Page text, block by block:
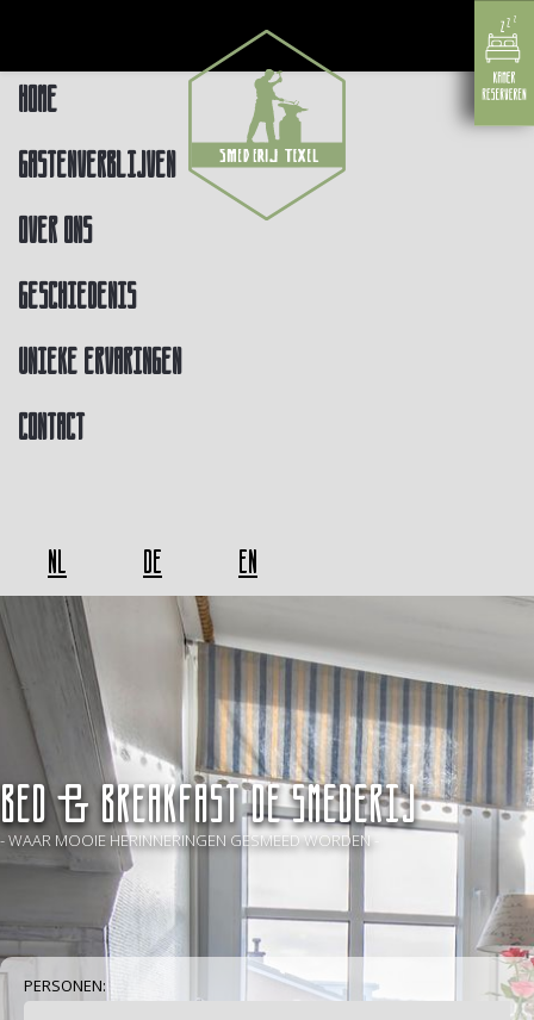
Home
Gastenverblijven
Over ons
Geschiedenis
Unieke ervaringen
Contact
NL DE EN
BED & BREAKFAST De Smederij
- WAAR MOOIE HERINNERINGEN GESMEED WORDEN -
PERSONEN: